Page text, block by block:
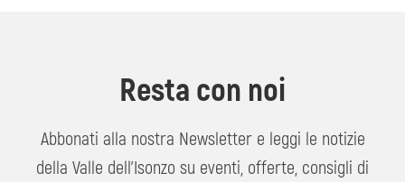
Resta con noi
Abbonati alla nostra Newsletter e leggi le notizie
della Valle dell'Isonzo su eventi, offerte, consigli di